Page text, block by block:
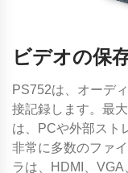
ビデオの保
PS752は、オーデ
接記録します。最
は、PCや外部スト
非常に多数のファ
ラは、HDMI、